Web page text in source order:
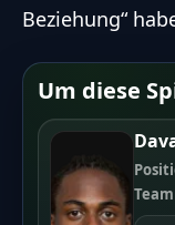
Beziehung“
Um diese
Team